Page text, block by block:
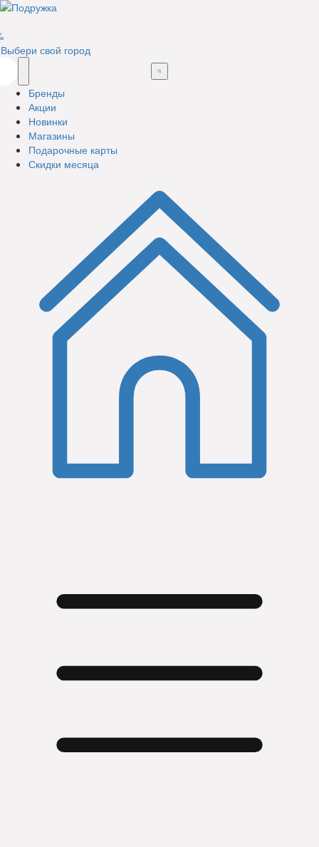
Выбери свой город
Бренды
Акции
Новинки
Магазины
Подарочные карты
Скидки месяца